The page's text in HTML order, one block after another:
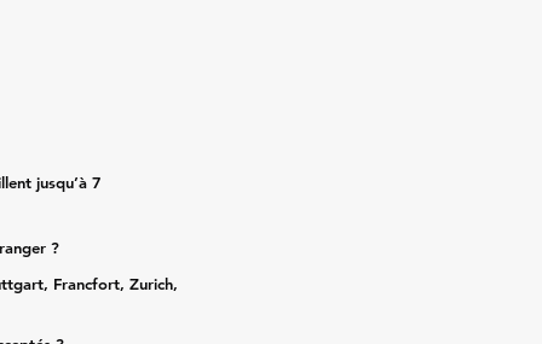
jusqu’à 7
?
Francfort, Zurich,